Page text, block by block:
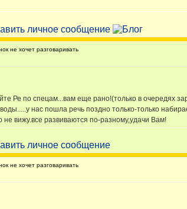
не хочет разговаривать
Ре по спецам...вам еще рано!(только в очередях
нас пошла речь поздно только-только
не вижу.все развиваются по-разному,удачи Вам!
не хочет разговаривать